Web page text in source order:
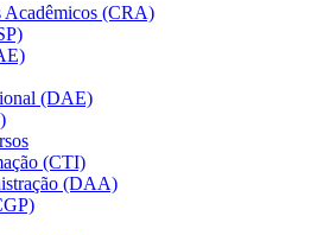
Acadêmicos (CRA)
(DAE)
(CTI)
(DAA)